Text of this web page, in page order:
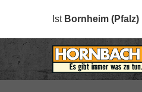
Ist Bornheim (Pfalz)